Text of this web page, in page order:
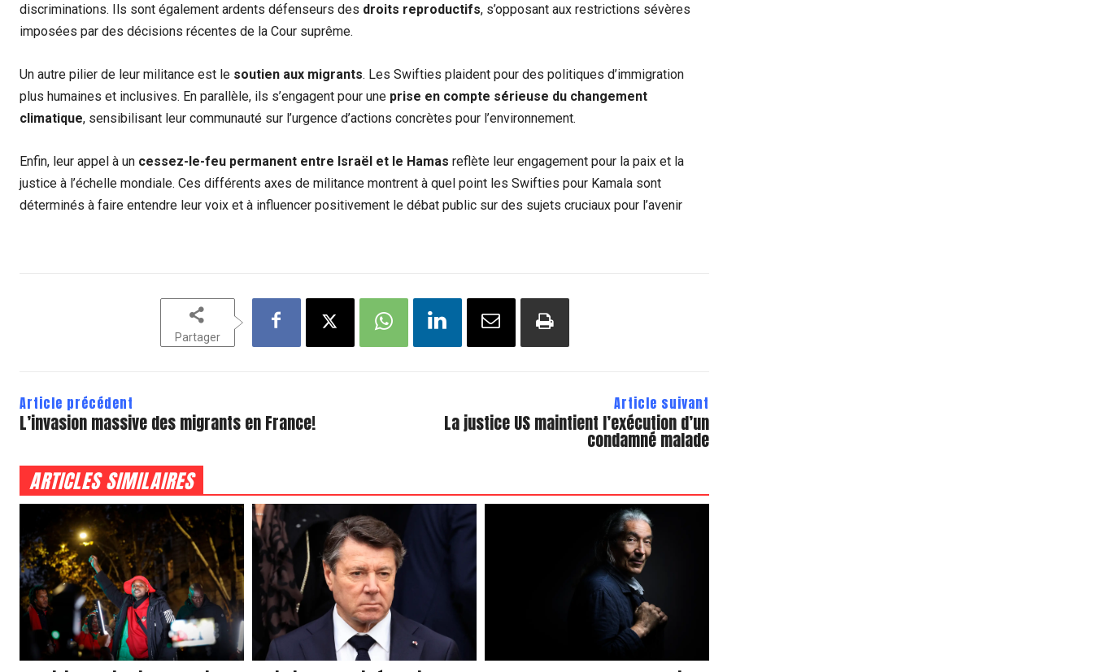
discriminations. Ils sont également ardents défenseurs des droits reproductifs, s’opposant aux restrictions sévères
imposées par des décisions récentes de la Cour suprême.
Un autre pilier de leur militance est le soutien aux migrants. Les Swifties plaident pour des politiques d’immigration
plus humaines et inclusives. En parallèle, ils s’engagent pour une prise en compte sérieuse du changement
climatique, sensibilisant leur communauté sur l’urgence d’actions concrètes pour l’environnement.
Enfin, leur appel à un cessez-le-feu permanent entre Israël et le Hamas reflète leur engagement pour la paix et la
justice à l’échelle mondiale. Ces différents axes de militance montrent à quel point les Swifties pour Kamala sont
déterminés à faire entendre leur voix et à influencer positivement le débat public sur des sujets cruciaux pour l’avenir
Partager
Article précédent
L’invasion massive des migrants en France!
Article suivant
La justice US maintient l’exécution d’un
condamné malade
ARTICLES SIMILAIRES